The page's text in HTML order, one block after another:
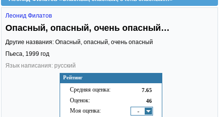
Рейтинг
Средняя оценка: 7.65
Оценок: 46
Моя оценка: -
Леонид Филатов
Опасный, опасный, очень опасный…
Другие названия: Опасный, опасный, очень опасный
Пьеса, 1999 год
Язык написания: русский